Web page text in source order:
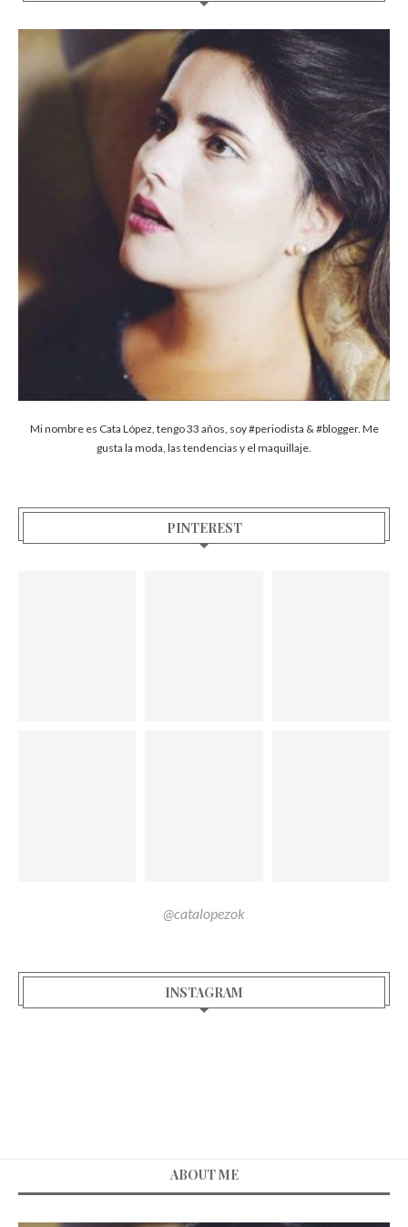
Mi nombre es Cata López, tengo 33 años, soy #periodista & #blogger. Me
gusta la moda, las tendencias y el maquillaje.
PINTEREST
@catalopezok
INSTAGRAM
ABOUT ME